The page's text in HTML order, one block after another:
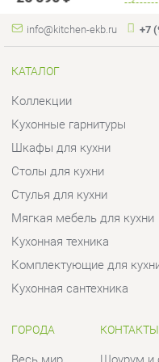
Шкафы для кухни
Мягкая мебель для кухни
Кухонная техника
Комплектующие для кухни
Кухонная сантехника
ГОРОДА
Весь мир
Екатеринбург
КОНТАКТЫ
Шоурум и
Адрес:
Уральских
Часы
Пн - Пт: